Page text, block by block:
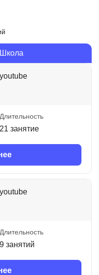
Школа
youtube
Длительность
21 занятие
youtube
Длительность
9 занятий